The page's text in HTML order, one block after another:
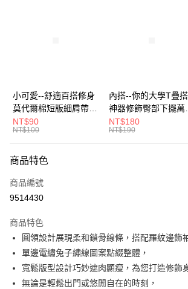
悠遊付
Google Pay
全盈+PAY
大哥付你分期
【大哥付你分期使用說明】
1.本服務由台灣大哥大提供，台灣大哥大用戶可立即使
流程，驗證手機門號後，選擇欲分期的期數、繳款截
成交易。
3.實際核准額度、可分期數及費用金額請依後續交易確
4.訂單成立30分鐘內，如未前往確認交易或遇審核未通
法說明評估內容。
【繳款方式說明】
AFTEE先享後付
【關於「AFTEE先享後付」】
AFTEE先享後付是「在收到商品之後才付款」的支付
便利好安心！
１．簡單：不需註冊會員、不需綁卡、不需儲值。
２．便利：只要手機號碼，簡訊認證，即可結帳。
３．安心：先確認商品／服務後，再付款。
ATM付款
全家取貨付款
小可愛--舒適百搭修身
莫代爾棉短版細肩帶素
色背心(白.黑.灰L-2L)-
U582眼圈熊中大尺碼
NT$90
NT$100
內搭--你的大學T疊搭
神器修飾臀部下擺萬用
內搭裙/遮臀裙(黑2L-
6L)-Q155眼圈熊中大
NT$180
NT$190
商品特色
商品編號
9514430
商品特色
圓領設計展現柔和鎖骨線條，搭配羅紋邊飾
單邊電繡兔子繡線圖案點綴整體，
寬鬆版型設計巧妙遮肉顯瘦，為您打造修飾
無論是輕鬆出門或悠閒自在的時刻，